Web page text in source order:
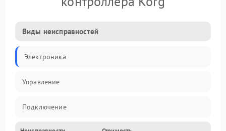
Виды неисправностей
Электроника
Управление
Подключение